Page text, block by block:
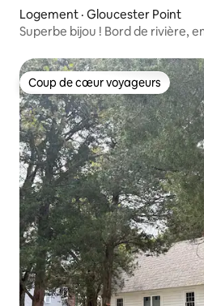
Logement · Gloucester Point
Superbe bijou ! Bord de rivière,
Coup de cœur voyageurs
Coup de cœur voyageurs